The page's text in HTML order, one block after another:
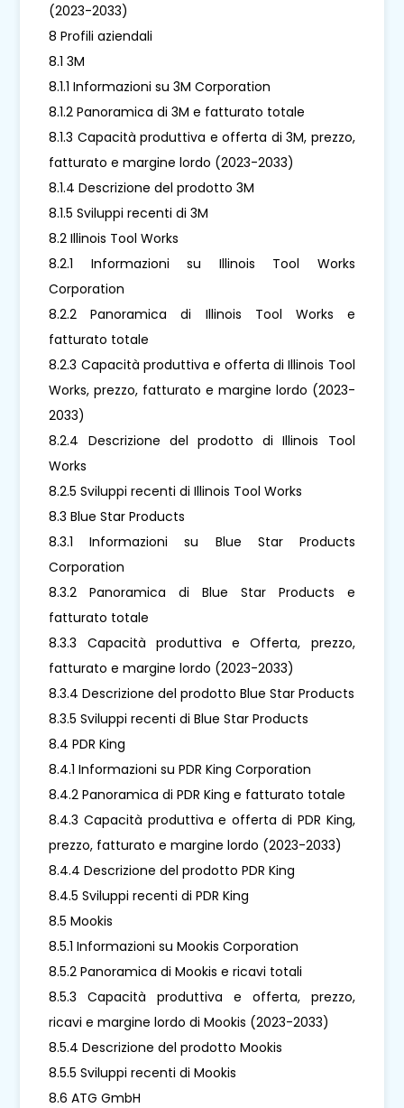
(2023-2033)
8 Profili aziendali
8.1 3M
8.1.1 Informazioni su 3M Corporation
8.1.2 Panoramica di 3M e fatturato totale
8.1.3 Capacità produttiva e offerta di 3M, prezzo,
fatturato e margine lordo (2023-2033)
8.1.4 Descrizione del prodotto 3M
8.1.5 Sviluppi recenti di 3M
8.2 Illinois Tool Works
8.2.1 Informazioni su Illinois Tool Works
Corporation
8.2.2 Panoramica di Illinois Tool Works e
fatturato totale
8.2.3 Capacità produttiva e offerta di Illinois Tool
Works, prezzo, fatturato e margine lordo (2023-
2033)
8.2.4 Descrizione del prodotto di Illinois Tool
Works
8.2.5 Sviluppi recenti di Illinois Tool Works
8.3 Blue Star Products
8.3.1 Informazioni su Blue Star Products
Corporation
8.3.2 Panoramica di Blue Star Products e
fatturato totale
8.3.3 Capacità produttiva e Offerta, prezzo,
fatturato e margine lordo (2023-2033)
8.3.4 Descrizione del prodotto Blue Star Products
8.3.5 Sviluppi recenti di Blue Star Products
8.4 PDR King
8.4.1 Informazioni su PDR King Corporation
8.4.2 Panoramica di PDR King e fatturato totale
8.4.3 Capacità produttiva e offerta di PDR King,
prezzo, fatturato e margine lordo (2023-2033)
8.4.4 Descrizione del prodotto PDR King
8.4.5 Sviluppi recenti di PDR King
8.5 Mookis
8.5.1 Informazioni su Mookis Corporation
8.5.2 Panoramica di Mookis e ricavi totali
8.5.3 Capacità produttiva e offerta, prezzo,
ricavi e margine lordo di Mookis (2023-2033)
8.5.4 Descrizione del prodotto Mookis
8.5.5 Sviluppi recenti di Mookis
8.6 ATG GmbH